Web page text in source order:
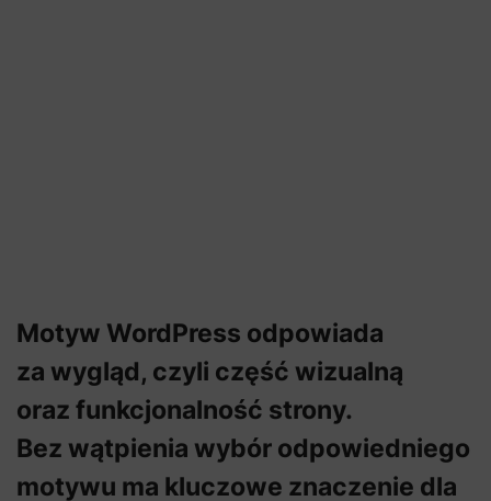
Motyw WordPress odpowiada
za wygląd, czyli część wizualną
oraz funkcjonalność strony.
Bez wątpienia wybór odpowiedniego
motywu ma kluczowe znaczenie dla